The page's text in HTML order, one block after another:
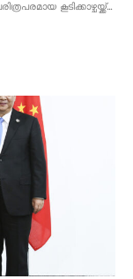
കൂടിക്കാഴ്ചയ്ക്ക്...